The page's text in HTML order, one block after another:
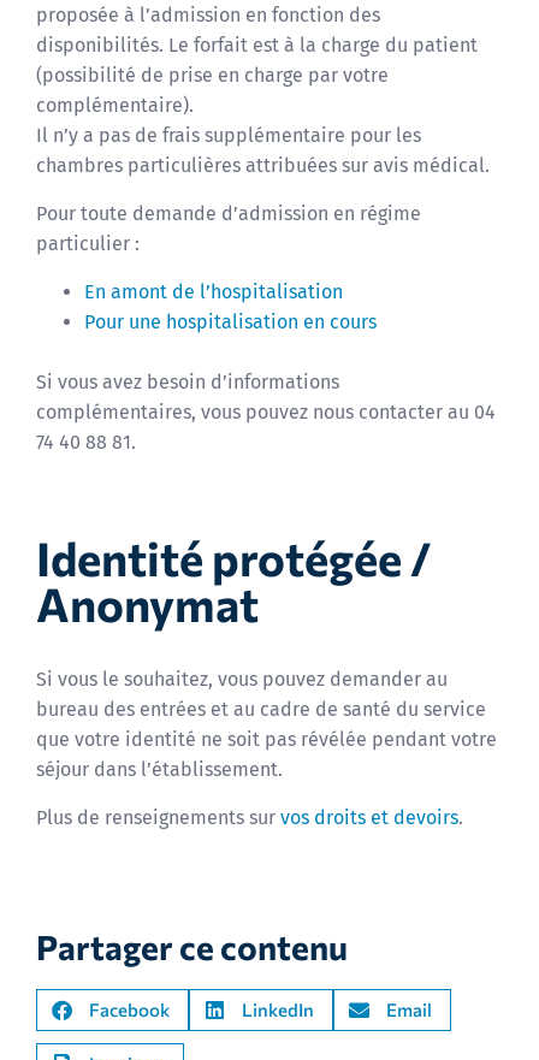
proposée à l’admission en fonction des
disponibilités. Le forfait est à la charge du patient
(possibilité de prise en charge par votre
complémentaire).
Il n’y a pas de frais supplémentaire pour les
chambres particulières attribuées sur avis médical.
Pour toute demande d’admission en régime
particulier :
En amont de l’hospitalisation
Pour une hospitalisation en cours
Si vous avez besoin d’informations
complémentaires, vous pouvez nous contacter au 04
74 40 88 81.
Identité protégée /
Anonymat
Si vous le souhaitez, vous pouvez demander au
bureau des entrées et au cadre de santé du service
que votre identité ne soit pas révélée pendant votre
séjour dans l’établissement.
Plus de renseignements sur vos droits et devoirs.
Partager ce contenu
Facebook LinkedIn Email